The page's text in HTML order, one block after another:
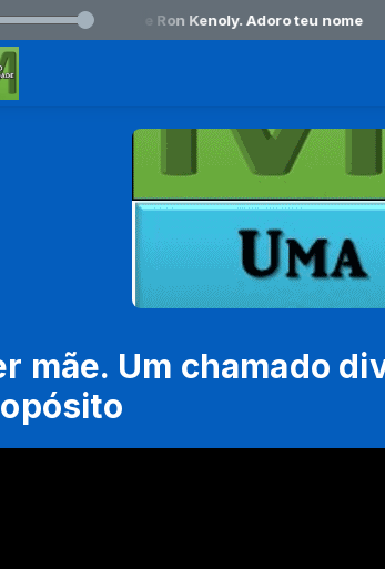
Joe Vasc e Ron Kenoly. Adoro teu nome
mãe. Um chamado